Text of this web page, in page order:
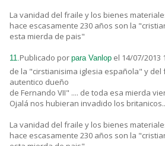
La vanidad del fraile y los bienes
hace escasamente 230 años son la
esta mierda de pais"
11.Publicado por para Vanlop el 14/07/2013
de la "cirstianisima iglesia española" y del
autentico dueño
de Fernando VII" .... de toda esa mierda
Ojalá nos hubieran invadido los
La vanidad del fraile y los bienes
hace escasamente 230 años son la